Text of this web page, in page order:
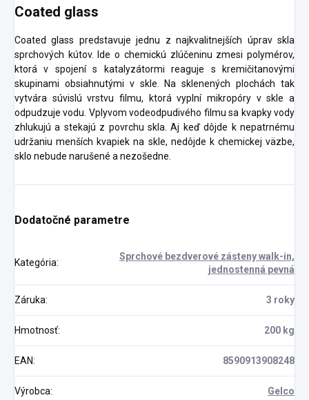
Coated glass
Coated glass predstavuje jednu z najkvalitnejších úprav skla
sprchových kútov. Ide o chemickú zlúčeninu zmesi polymérov,
ktorá v spojení s katalyzátormi reaguje s kremičitanovými
skupinami obsiahnutými v skle. Na sklenených plochách tak
vytvára súvislú vrstvu filmu, ktorá vyplní mikropóry v skle a
odpudzuje vodu. Vplyvom vodeodpudivého filmu sa kvapky vody
zhlukujú a stekajú z povrchu skla. Aj keď dôjde k nepatrnému
udržaniu menších kvapiek na skle, nedôjde k chemickej väzbe,
sklo nebude narušené a nezošedne.
Dodatočné parametre
Kategória:
Sprchové bezdverové zásteny walk-in,
jednostenná pevná
Záruka: 3 roky
Hmotnosť: 200 kg
EAN: 8590913908248
Výrobca: Gelco